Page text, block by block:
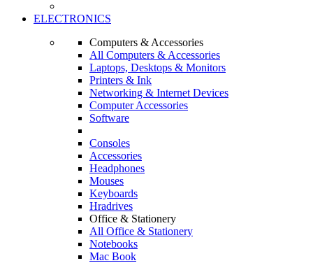
ELECTRONICS
Computers & Accessories
All Computers & Accessories
Laptops, Desktops & Monitors
Printers & Ink
Networking & Internet Devices
Computer Accessories
Software
Consoles
Accessories
Headphones
Mouses
Keyboards
Hradrives
Office & Stationery
All Office & Stationery
Notebooks
Mac Book